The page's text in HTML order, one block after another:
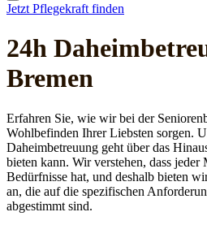
Jetzt Pflegekraft finden
24h
Bremen
Erfahren Sie, wie wir bei der
Wohlbefinden Ihrer Liebsten sorgen.
Daheimbetreuung geht über das
bieten kann. Wir verstehen, dass jeder
Bedürfnisse hat, und deshalb bieten
an, die auf die spezifischen
abgestimmt sind.